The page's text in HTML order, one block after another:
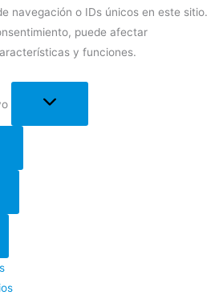
navegación o IDs únicos en este sitio.
puede afectar
y funciones.